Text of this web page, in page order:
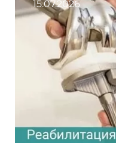
15.07.2026